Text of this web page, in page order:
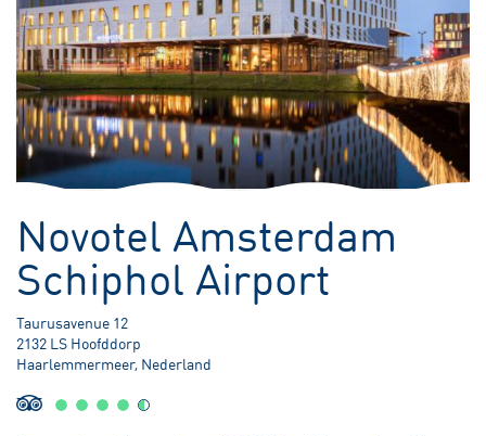
Novotel Amsterdam
Schiphol Airport
Taurusavenue 12
2132 LS Hoofddorp
Haarlemmermeer, Nederland